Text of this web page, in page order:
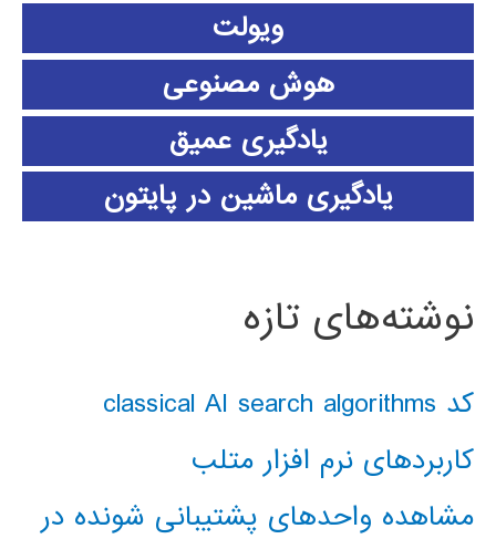
ویولت
هوش مصنوعی
یادگیری عمیق
یادگیری ماشین در پایتون
نوشته‌های تازه
کد classical AI search algorithms
کاربردهای نرم افزار متلب
مشاهده واحدهای پشتیبانی شونده در